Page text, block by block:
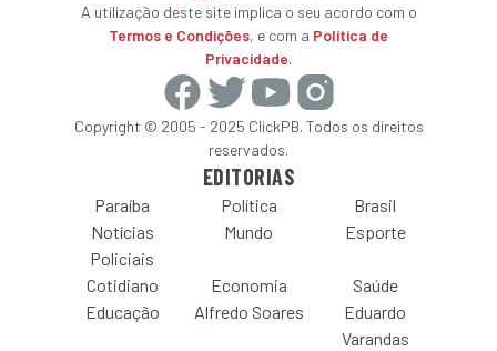
A utilização deste site implica o seu acordo com o
Termos e Condições, e com a Política de
Privacidade.
Copyright © 2005 - 2025 ClickPB. Todos os direitos
reservados.
EDITORIAS
Paraíba Política
Brasil
Notícias
Policiais
Mundo Esporte
Cotidiano Economia
Saúde
Educação
Alfredo Soares
Eduardo
Varandas